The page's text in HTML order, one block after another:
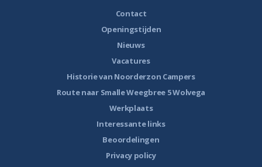
Contact
Openingstijden
Nieuws
Vacatures
Historie van Noorderzon Campers
Route naar Smalle Weegbree 5 Wolvega
Werkplaats
Interessante links
Beoordelingen
Privacy policy